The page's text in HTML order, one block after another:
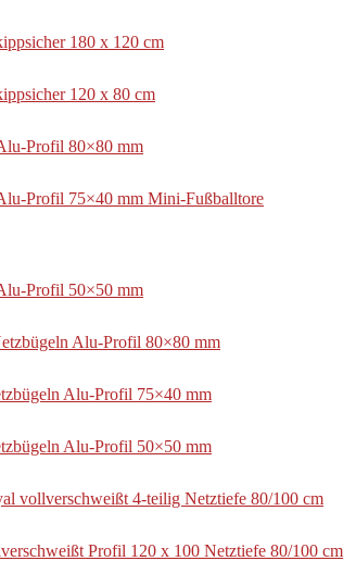
180 x 120 cm
120 x 80 cm
Profil 80×80 mm
Profil 75×40 mm Mini-Fußballtore
Profil 50×50 mm
Alu-Profil 80×80 mm
Alu-Profil 75×40 mm
Alu-Profil 50×50 mm
vollverschweißt 4-teilig Netztiefe 80/100 cm
Profil 120 x 100 Netztiefe 80/100 cm